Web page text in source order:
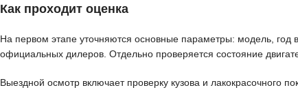
Как проходит оценка
На первом этапе уточняются основные параметры: модель, год
официальных дилеров. Отдельно проверяется состояние
Выездной осмотр включает проверку кузова и лакокрасочного